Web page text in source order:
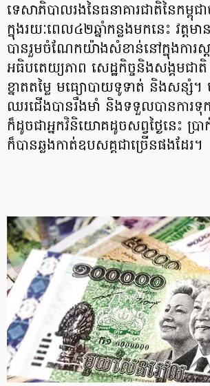
ទេសាភិបាលរងនៃធនាគារជាតិនៃកម្ពុជ
ក្នុងរយៈពេល៤២ឆ្នាំកន្លងមកនេះ វត្ត
បានរួមចំណែកយ៉ាងសំខាន់នៅក្នុងការស្
អធិបតេយ្យភាព សេដ្ឋកិច្ចនិងសង្គមជា
ខ្នាតតម្លៃ មធ្យោបាយទូទាត់ និងសន្សំ។
ឈរជើងបានរឹងមាំ និងទទួលបានការទុក
ក៏ដូចជាអ្នកវិនិយោគដូចសព្វថ្ងៃនេះ ប្រ
ក៏បានឆ្លងកាត់ឧបសគ្គជាច្រើនផងដែរ។